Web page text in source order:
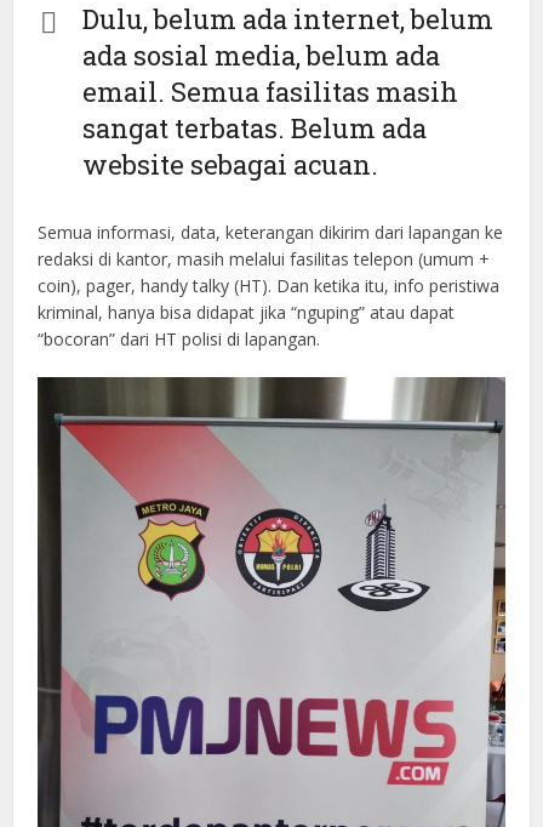
Dulu, belum ada internet, belum
ada sosial media, belum ada
email. Semua fasilitas masih
sangat terbatas. Belum ada
website sebagai acuan.
Semua informasi, data, keterangan dikirim dari lapangan ke
redaksi di kantor, masih melalui fasilitas telepon (umum +
coin), pager, handy talky (HT). Dan ketika itu, info peristiwa
kriminal, hanya bisa didapat jika “nguping” atau dapat
“bocoran” dari HT polisi di lapangan.